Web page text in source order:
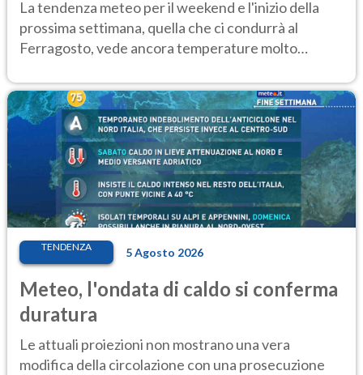
La tendenza meteo per il weekend e l'inizio della
prossima settimana, quella che ci condurrà al
Ferragosto, vede ancora temperature molto
TENDENZA 5 Agosto 2026
Meteo, l'ondata di caldo si conferma
duratura
Le attuali proiezioni non mostrano una vera
modifica della circolazione con una prosecuzione